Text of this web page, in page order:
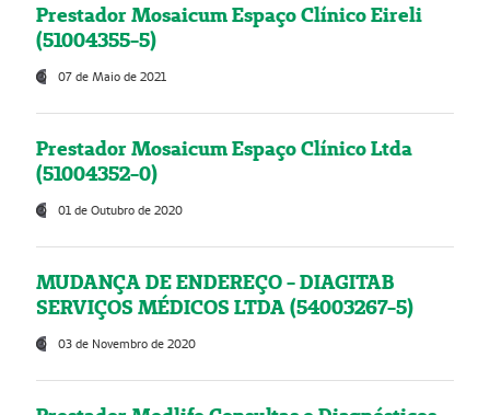
Prestador Mosaicum Espaço Clínico Eireli
(51004355-5)
07 de Maio de 2021
Prestador Mosaicum Espaço Clínico Ltda
(51004352-0)
01 de Outubro de 2020
MUDANÇA DE ENDEREÇO - DIAGITAB
SERVIÇOS MÉDICOS LTDA (54003267-5)
03 de Novembro de 2020